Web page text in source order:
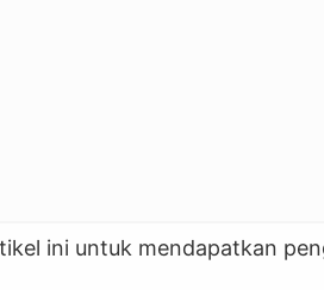
ini untuk mendapatkan